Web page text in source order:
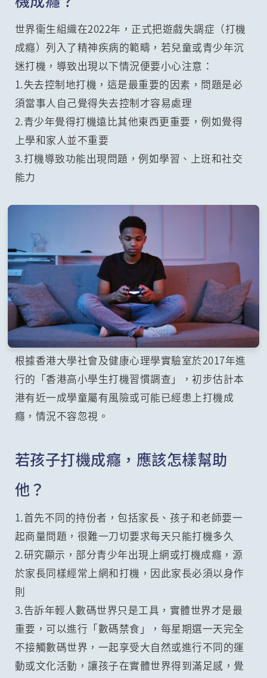
世界衞生組織在2022年，正式把遊戲失調症（打機
成癮）列入了精神疾病的範疇，若兒童或青少年沉
迷打機，導致出現以下情況便要小心注意：
1.失去控制地打機，這是最重要的因素，問題是必
須當事人自己覺得失去控制才容易處理
2.青少年覺得打機遠比其他東西更重要，例如覺得
上學和家人並不重要
3.打機導致功能出現問題，例如學習、上班和社交
能力
根據香港大學社會及健康心理學實驗室於2017年進
行的「香港高小學生打機習慣調查」，初步估計本
港有近一成學童屬有風險或可能已經患上打機成
癮，情況不容忽視。
若孩子打機成癮，應該怎樣幫助
他？
1.首先不同的持份者，包括家長、孩子和老師要一
起商量問題，很難一刀切要求每天只能打機多久
2.研究顯示，部分青少年出現上網或打機成癮，源
於家長同樣經常上網和打機，因此家長必須以身作
則
3.告訴年輕人數碼世界只是工具，實體世界才是最
重要，可以進行「數碼禁食」，每星期選一天完全
不接觸數碼世界，一起享受大自然或進行不同的運
動或文化活動，讓孩子在實體世界得到滿足感，覺